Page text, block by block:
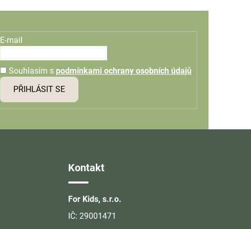
E-mail
Souhlasím s podmínkami ochrany osobních údajů
PŘIHLÁSIT SE
Kontakt
For Kids, s.r.o.
IČ: 29001471